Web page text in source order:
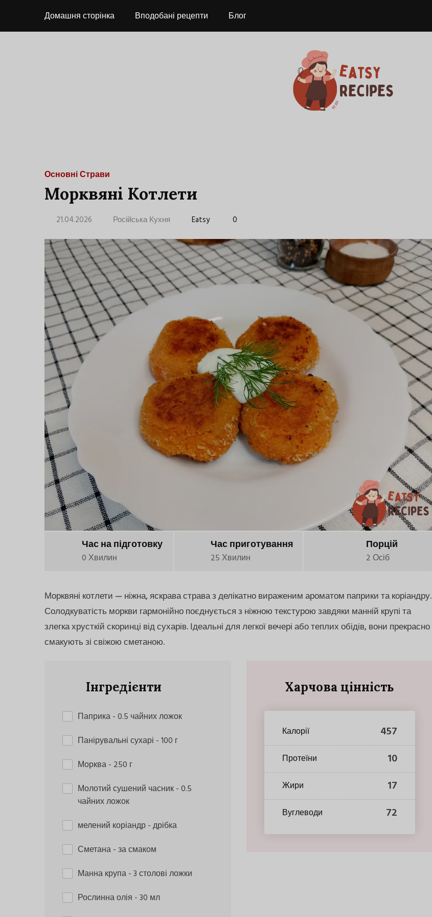
Домашня сторінка Вподобані рецепти Блог
Основні Страви
Морквяні Котлети
21.04.2026 Російська Кухня Eatsy 0
Час на підготовку
0 Хвилин
Час приготування
25 Хвилин
Порцій
2 Осіб
Морквяні котлети — ніжна, яскрава страва з делікатно вираженим ароматом паприки та коріандру.
Солодкуватість моркви гармонійно поєднується з ніжною текстурою завдяки манній крупі та
злегка хрусткій скоринці від сухарів. Ідеальні для легкої вечері або теплих обідів, вони прекрасно
смакують зі свіжою сметаною.
Інгредієнти
Паприка- 0.5 чайних ложок
Панірувальні сухарі - 100 г
Морква- 250 г
Молотий сушений часник- 0.5
чайних ложок
мелений коріандр- дрібка
Сметана- за смаком
Манна крупа- 3 столові ложки
Рослинна олія - 30 мл
Харчова цінність
Калорії 457
Протеїни 10
Жири 17
Вуглеводи 72